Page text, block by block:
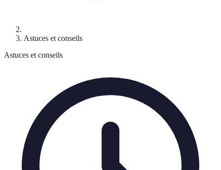
Astuces et conseils
Astuces et conseils